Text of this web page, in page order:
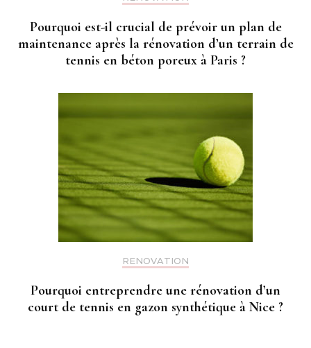
Pourquoi est-il crucial de prévoir un plan de
maintenance après la rénovation d’un terrain de
tennis en béton poreux à Paris ?
RENOVATION
Pourquoi entreprendre une rénovation d’un
court de tennis en gazon synthétique à Nice ?